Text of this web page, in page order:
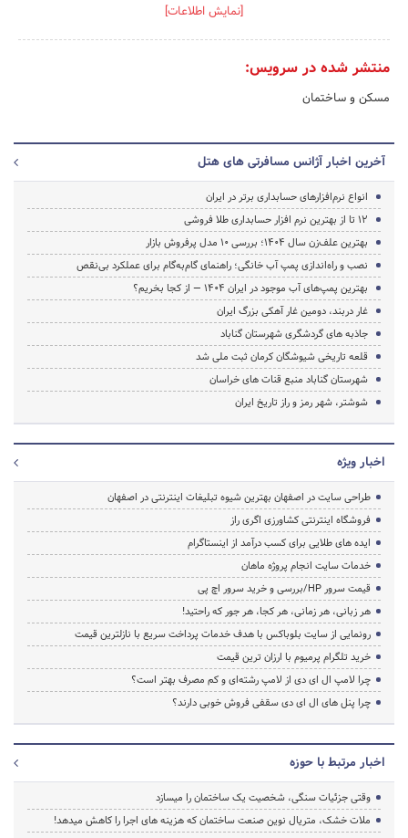
[نمایش اطلاعات]
منتشر شده در سرویس:
مسکن و ساختمان
آخرین اخبار آژانس مسافرتی های هتل
انواع نرم‌افزارهای حسابداری برتر در ایران
12 تا از بهترین نرم افزار حسابداری طلا فروشی
بهترین علف‌زن سال ۱۴۰۴؛ بررسی ۱۰ مدل پرفروش بازار
نصب و راه‌اندازی پمپ آب خانگی؛ راهنمای گام‌به‌گام برای عملکرد بی‌نقص
بهترین پمپ‌های آب موجود در ایران ۱۴۰۴ — از کجا بخریم؟
غار دربند، دومین غار آهکی بزرگ ایران
جاذبه های گردشگری شهرستان گناباد
قلعه تاریخی شیوشگان کرمان ثبت ملی شد
شهرستان گناباد منبع قنات های خراسان
شوشتر، شهر رمز و راز تاریخ ایران
اخبار ویژه
طراحی سایت در اصفهان بهترین شیوه تبلیغات اینترنتی در اصفهان
فروشگاه اینترنتی کشاورزی اگری راز
ایده های طلایی برای کسب درآمد از اینستاگرام
خدمات سایت انجام پروژه ماهان
قیمت سرور HP/بررسی و خرید سرور اچ پی
هر زبانی، هر زمانی، هر کجا، هر جور که راحتید!
رونمایی از سایت بلوباکس با هدف خدمات پرداخت سریع با نازلترین قیمت
خرید تلگرام پرمیوم با ارزان ترین قیمت
چرا لامپ ال ای دی از لامپ رشته‌ای و کم مصرف بهتر است؟
چرا پنل های ال ای دی سقفی فروش خوبی دارند؟
اخبار مرتبط با حوزه
وقتی جزئیات سنگی، شخصیت یک ساختمان را میسازد
ملات خشک، متریال نوین صنعت ساختمان که هزینه‌ های اجرا را کاهش میدهد!